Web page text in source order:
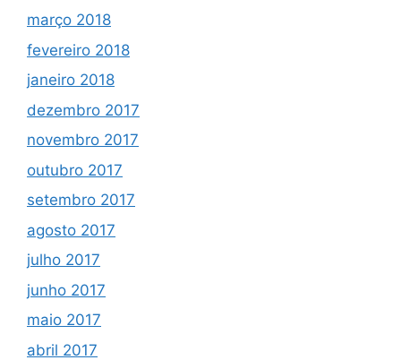
março 2018
fevereiro 2018
janeiro 2018
dezembro 2017
novembro 2017
outubro 2017
setembro 2017
agosto 2017
julho 2017
junho 2017
maio 2017
abril 2017